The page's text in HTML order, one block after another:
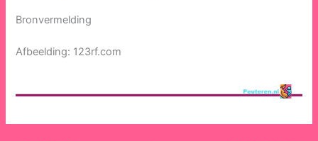
Bronvermelding
Afbeelding: 123rf.com